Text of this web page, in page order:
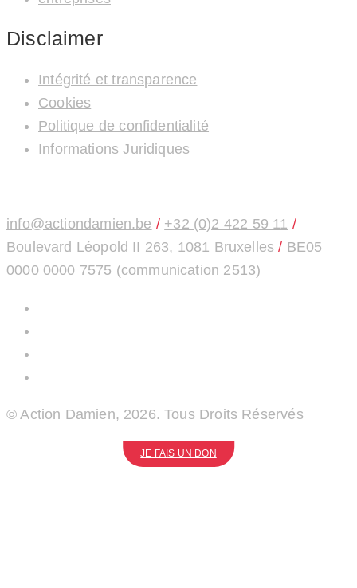
JE FAIS UN DON
Disclaimer
Intégrité et transparence
Cookies
Politique de confidentialité
Informations Juridiques
info@actiondamien.be / +32 (0)2 422 59 11 /
Boulevard Léopold II 263, 1081 Bruxelles/ BE05
0000 0000 7575 (communication 2513)
© Action Damien, 2026. Tous Droits Réservés